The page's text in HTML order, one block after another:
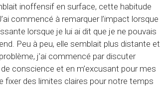
inoffensif en surface, cette habitude
commencé à remarquer l’impact lorsque
lorsque je lui ai dit que je ne pouvais
Peu à peu, elle semblait plus distante et
j’ai commencé par discuter
conscience et en m’excusant pour mes
fixer des limites claires pour notre temps